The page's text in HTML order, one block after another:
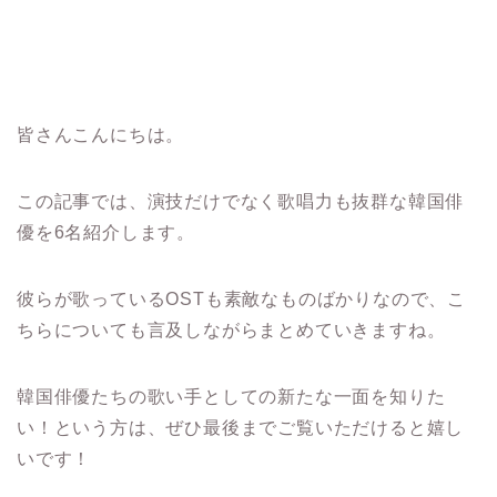
皆さんこんにちは。
この記事では、演技だけでなく歌唱力も抜群な韓国俳
優を6名紹介します。
彼らが歌っているOSTも素敵なものばかりなので、こ
ちらについても言及しながらまとめていきますね。
韓国俳優たちの歌い手としての新たな一面を知りた
い！という方は、ぜひ最後までご覧いただけると嬉し
いです！